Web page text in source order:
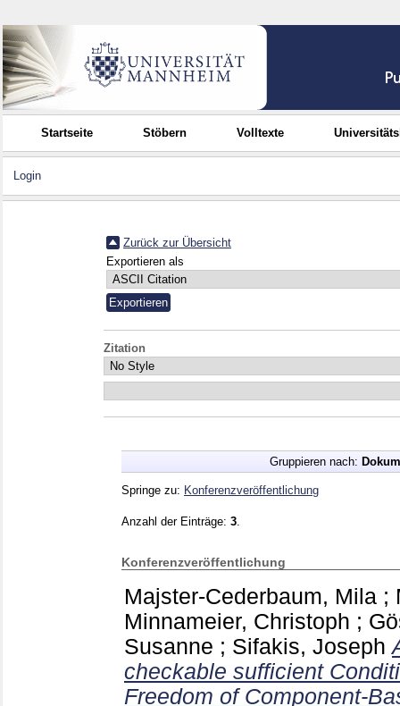
Startseite Stöbern Volltexte
Login
Zurück zur Übersicht
Exportieren als
Zitation
Gruppieren nach:
Springe zu: Konferenzveröffentlichung
Anzahl der Einträge: 3
Konferenzveröffentlichung
Majster-Cederbaum, Mila ;
Minnameier, Christoph ;
Susanne ; Sifakis, Joseph
checkable sufficient
Freedom of Component-